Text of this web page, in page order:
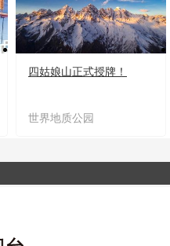
四姑娘山正式授牌！
世界地质公园